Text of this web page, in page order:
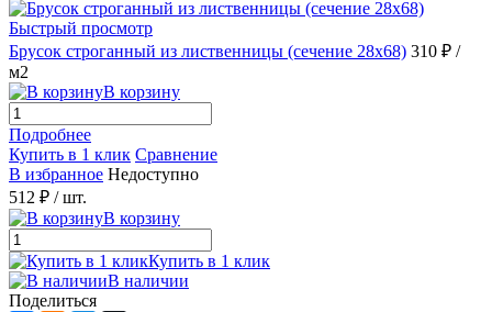
Быстрый просмотр
Брусок строганный из лиственницы (сечение 28x68) 310 ₽ /
м2
В корзину
Подробнее
Купить в 1 клик Сравнение
В избранное Недоступно
512 ₽ / шт.
В корзину
Купить в 1 клик
В наличии
Поделиться